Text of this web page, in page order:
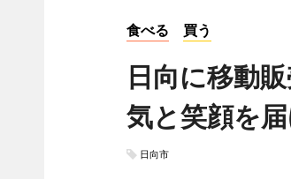
食べる 買う
日向に移動
気と笑顔を届
日向市